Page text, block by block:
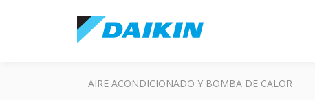
AIRE ACONDICIONADO Y BOMBA DE CALOR